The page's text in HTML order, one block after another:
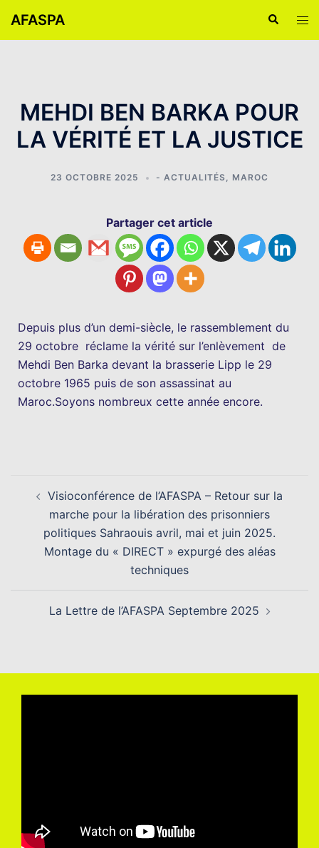
AFASPA
MEHDI BEN BARKA POUR
LA VÉRITÉ ET LA JUSTICE
23 OCTOBRE 2025 - ACTUALITÉS , MAROC
Partager cet article
Depuis plus d’un demi-siècle, le rassemblement du
29 octobre réclame la vérité sur l’enlèvement de
Mehdi Ben Barka devant la brasserie Lipp le 29
octobre 1965 puis de son assassinat au
Maroc.Soyons nombreux cette année encore.
Visioconférence de l’AFASPA – Retour sur la
marche pour la libération des prisonniers
politiques Sahraouis avril, mai et juin 2025.
Montage du « DIRECT » expurgé des aléas
techniques
La Lettre de l’AFASPA Septembre 2025